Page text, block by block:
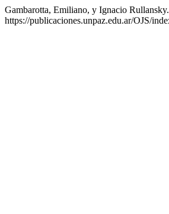
Gambarotta, Emiliano, y Ignacio
https://publicaciones.unpaz.edu.ar/OJS/